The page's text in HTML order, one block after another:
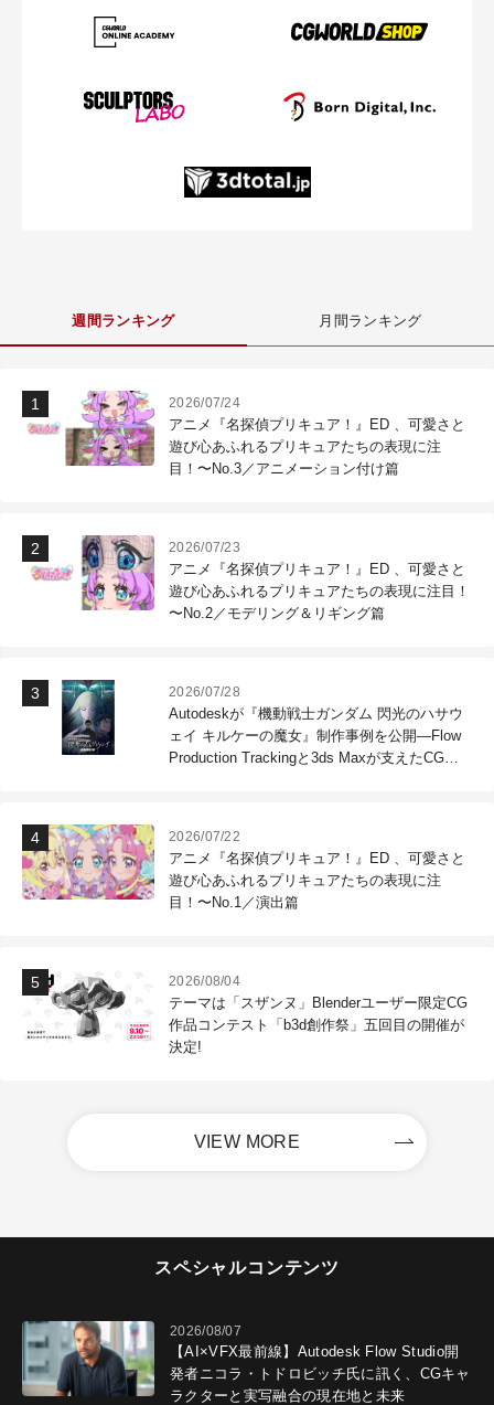
週間ランキング 月間ランキング
2026/07/24
アニメ『名探偵プリキュア！』ED 、可愛さと
遊び心あふれるプリキュアたちの表現に注
目！〜No.3／アニメーション付け篇
2026/07/23
アニメ『名探偵プリキュア！』ED 、可愛さと
遊び心あふれるプリキュアたちの表現に注目！
〜No.2／モデリング＆リギング篇
2026/07/28
Autodeskが『機動戦士ガンダム 閃光のハサウ
ェイ キルケーの魔女』制作事例を公開―Flow
Production Trackingと3ds Maxが支えたCG制
2026/07/22
アニメ『名探偵プリキュア！』ED 、可愛さと
遊び心あふれるプリキュアたちの表現に注
目！〜No.1／演出篇
2026/08/04
テーマは「スザンヌ」Blenderユーザー限定CG
作品コンテスト「b3d創作祭」五回目の開催が
決定!
VIEW MORE
スペシャルコンテンツ
2026/08/07
【AI×VFX最前線】Autodesk Flow Studio開
発者ニコラ・トドロビッチ氏に訊く、CGキャ
ラクターと実写融合の現在地と未来